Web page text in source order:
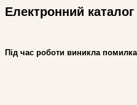
Електронний
Під час роботи виникла